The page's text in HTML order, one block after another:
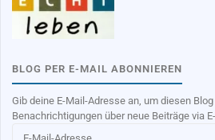
BLOG PER E-MAIL ABONNIEREN
Gib deine E-Mail-Adresse an, um diesen
Benachrichtigungen über neue Beiträge via